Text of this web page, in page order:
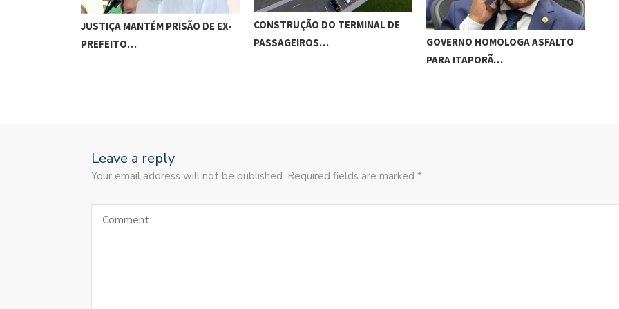
JUSTIÇA MANTÉM PRISÃO DE EX-
PREFEITO…
CONSTRUÇÃO DO TERMINAL DE
PASSAGEIROS…
GOVERNO HOMOLOGA ASFALTO
PARA ITAPORÃ…
Leave a reply
Your email address will not be published. Required fields are marked *